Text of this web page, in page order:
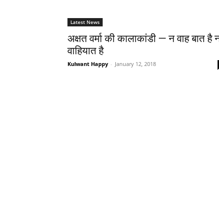
Latest News
अक्षत वर्मा की कालाकांडी — न वाह बात है
वाहियात है
Kulwant Happy - January 12, 2018